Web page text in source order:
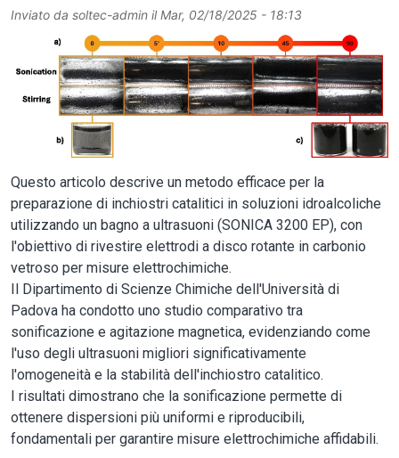
Inviato da soltec-admin ilMar, 02/18/2025 - 18:13
Questo articolo descrive un metodo efficace per la
preparazione di inchiostri catalitici in soluzioni idroalcoliche
utilizzando un bagno a ultrasuoni (SONICA 3200 EP), con
l'obiettivo di rivestire elettrodi a disco rotante in carbonio
vetroso per misure elettrochimiche.
Il Dipartimento di Scienze Chimiche dell'Università di
Padova ha condotto uno studio comparativo tra
sonificazione e agitazione magnetica, evidenziando come
l'uso degli ultrasuoni migliori significativamente
l'omogeneità e la stabilità dell'inchiostro catalitico.
I risultati dimostrano che la sonificazione permette di
ottenere dispersioni più uniformi e riproducibili,
fondamentali per garantire misure elettrochimiche affidabili.